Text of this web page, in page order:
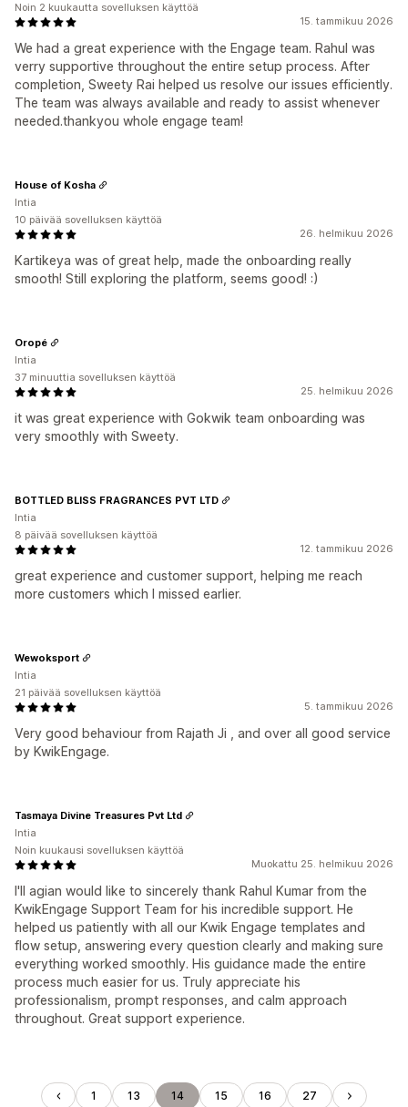
15. tammikuu 2026
We had a great experience with the Engage team. Rahul was
verry supportive throughout the entire setup process. After
completion, Sweety Rai helped us resolve our issues efficiently.
The team was always available and ready to assist whenever
needed.thankyou whole engage team!
Noin 2 kuukautta sovelluksen käyttöä
26. helmikuu 2026
Kartikeya was of great help, made the onboarding really
smooth! Still exploring the platform, seems good! :)
House of Kosha
Intia
10 päivää sovelluksen käyttöä
25. helmikuu 2026
it was great experience with Gokwik team onboarding was
very smoothly with Sweety.
Oropé
Intia
37 minuuttia sovelluksen käyttöä
12. tammikuu 2026
great experience and customer support, helping me reach
more customers which I missed earlier.
BOTTLED BLISS FRAGRANCES PVT LTD
Intia
8 päivää sovelluksen käyttöä
5. tammikuu 2026
Very good behaviour from Rajath Ji , and over all good service
by KwikEngage.
Wewoksport
Intia
21 päivää sovelluksen käyttöä
Muokattu 25. helmikuu 2026
I'll agian would like to sincerely thank Rahul Kumar from the
KwikEngage Support Team for his incredible support. He
helped us patiently with all our Kwik Engage templates and
flow setup, answering every question clearly and making sure
everything worked smoothly. His guidance made the entire
process much easier for us. Truly appreciate his
professionalism, prompt responses, and calm approach
throughout. Great support experience.
Tasmaya Divine Treasures Pvt Ltd
Intia
Noin kuukausi sovelluksen käyttöä
1 13 14 15 16 27